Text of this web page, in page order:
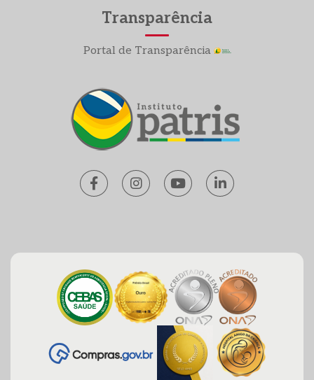
Transparência
Portal de Transparência